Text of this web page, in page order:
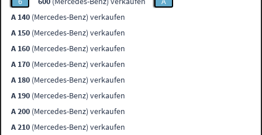
A 140 (Mercedes-Benz) verkaufen
A 150 (Mercedes-Benz) verkaufen
A 160 (Mercedes-Benz) verkaufen
A 170 (Mercedes-Benz) verkaufen
A 180 (Mercedes-Benz) verkaufen
A 190 (Mercedes-Benz) verkaufen
A 200 (Mercedes-Benz) verkaufen
A 210 (Mercedes-Benz) verkaufen